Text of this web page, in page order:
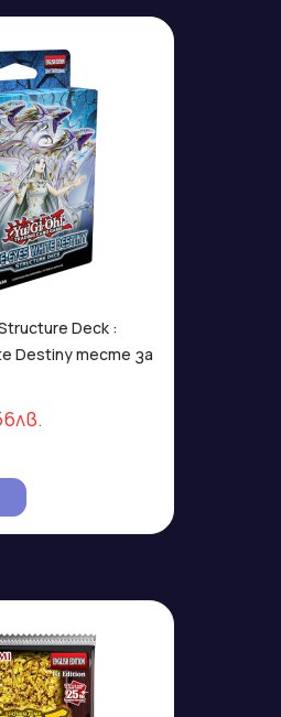
Deck :
Destiny тесте за